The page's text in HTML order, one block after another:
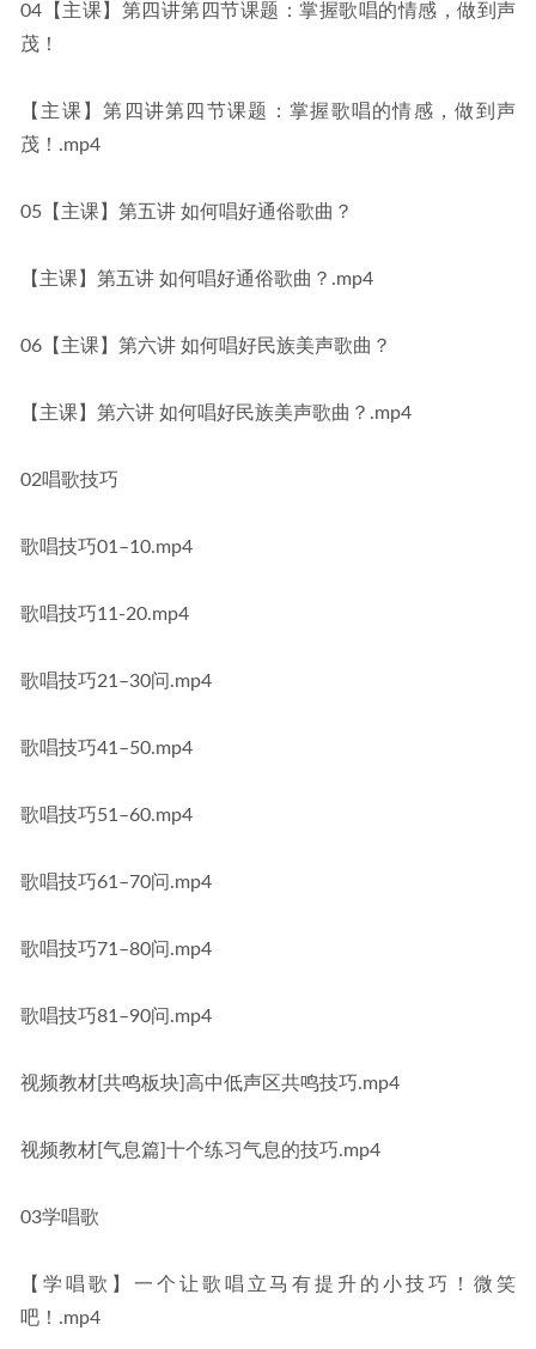
04【主课】第四讲第四节课题：掌握歌唱的情感，做到声
茂！
【主课】第四讲第四节课题：掌握歌唱的情感，做到声
茂！.mp4
05【主课】第五讲 如何唱好通俗歌曲？
【主课】第五讲 如何唱好通俗歌曲？.mp4
06【主课】第六讲 如何唱好民族美声歌曲？
【主课】第六讲 如何唱好民族美声歌曲？.mp4
02唱歌技巧
歌唱技巧01–10.mp4
歌唱技巧11-20.mp4
歌唱技巧21–30问.mp4
歌唱技巧41–50.mp4
歌唱技巧51–60.mp4
歌唱技巧61–70问.mp4
歌唱技巧71–80问.mp4
歌唱技巧81–90问.mp4
视频教材[共鸣板块]高中低声区共鸣技巧.mp4
视频教材[气息篇]十个练习气息的技巧.mp4
03学唱歌
【学唱歌】一个让歌唱立马有提升的小技巧！微笑
吧！.mp4